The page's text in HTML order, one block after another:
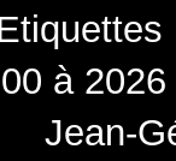
à
Jean-